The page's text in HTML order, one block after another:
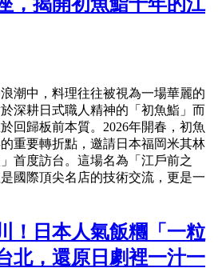
，揭開初魚鮨十年的江
潮中，料理往往被視為一場華麗的
深耕日式職人精神的「初魚鮨」而
回歸板前本質。2026年開春，初魚
重要轉折點，邀請日本福岡米其林
首度訪台。這場名為「江戶前之
國際頂尖名店的技術交流，更是一
！日本人氣飯糰「一粒
北，還原日劇裡一汁一